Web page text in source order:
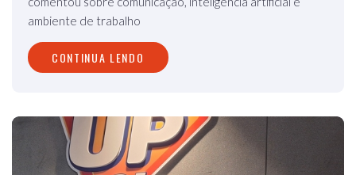
ambiente de trabalho
CONTINUA LENDO